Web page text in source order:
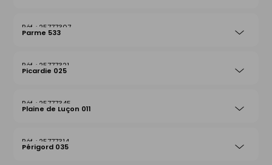
25777307
Parme 533
25777321
Picardie 025
25777345
Plaine de Luçon 011
25777314
Périgord 035